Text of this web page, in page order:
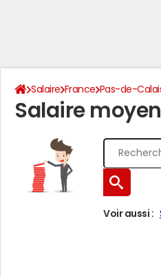
Salaire France Pas-de-
Salaire
Voir aussi :